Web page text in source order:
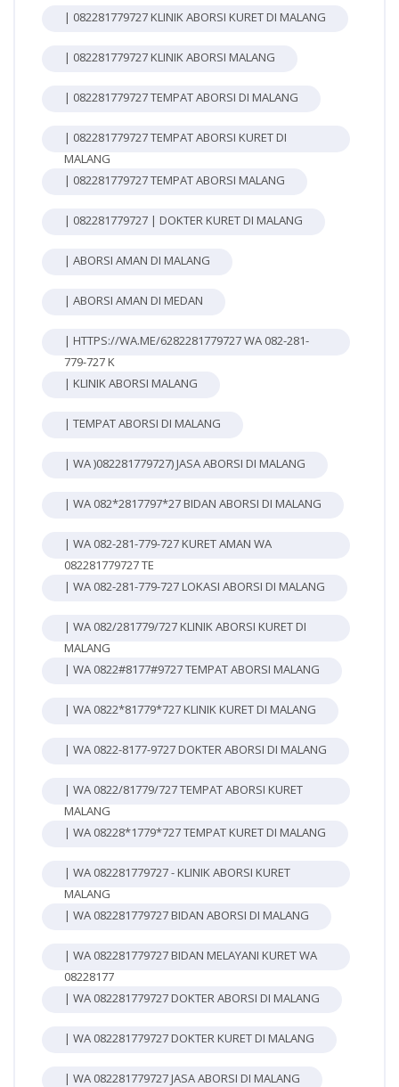
| 082281779727 KLINIK ABORSI KURET DI MALANG
| 082281779727 KLINIK ABORSI MALANG
| 082281779727 TEMPAT ABORSI DI MALANG
| 082281779727 TEMPAT ABORSI KURET DI
MALANG
| 082281779727 TEMPAT ABORSI MALANG
| 082281779727 | DOKTER KURET DI MALANG
| ABORSI AMAN DI MALANG
| ABORSI AMAN DI MEDAN
| HTTPS://WA.ME/6282281779727 WA 082-281-
779-727 K
| KLINIK ABORSI MALANG
| TEMPAT ABORSI DI MALANG
| WA )082281779727) JASA ABORSI DI MALANG
| WA 082*2817797*27 BIDAN ABORSI DI MALANG
| WA 082-281-779-727 KURET AMAN WA
082281779727 TE
| WA 082-281-779-727 LOKASI ABORSI DI MALANG
| WA 082/281779/727 KLINIK ABORSI KURET DI
MALANG
| WA 0822#8177#9727 TEMPAT ABORSI MALANG
| WA 0822*81779*727 KLINIK KURET DI MALANG
| WA 0822-8177-9727 DOKTER ABORSI DI MALANG
| WA 0822/81779/727 TEMPAT ABORSI KURET
MALANG
| WA 08228*1779*727 TEMPAT KURET DI MALANG
| WA 082281779727 - KLINIK ABORSI KURET
MALANG
| WA 082281779727 BIDAN ABORSI DI MALANG
| WA 082281779727 BIDAN MELAYANI KURET WA
08228177
| WA 082281779727 DOKTER ABORSI DI MALANG
| WA 082281779727 DOKTER KURET DI MALANG
| WA 082281779727 JASA ABORSI DI MALANG